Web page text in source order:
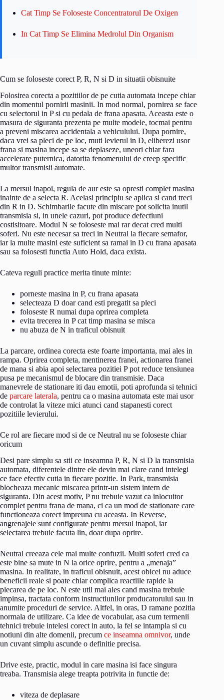
Cat Timp Se Foloseste Concentratorul De Oxigen
In Cat Timp Se Elimina Medrolul Din Organism
Cum se foloseste corect P, R, N si D in situatii obisnuite
Folosirea corecta a pozitiilor de pe cutia automata incepe chiar
din momentul pornirii masinii. In mod normal, pornirea se face
cu selectorul in P si cu pedala de frana apasata. Aceasta este o
masura de siguranta prezenta pe multe modele, tocmai pentru
a preveni miscarea accidentala a vehiculului. Dupa pornire,
daca vrei sa pleci de pe loc, muti levierul in D, eliberezi usor
frana si masina incepe sa se deplaseze, uneori chiar fara
accelerare puternica, datorita fenomenului de creep specific
multor transmisii automate.
La mersul inapoi, regula de aur este sa opresti complet masina
inainte de a selecta R. Acelasi principiu se aplica si cand treci
din R in D. Schimbarile facute din miscare pot solicita inutil
transmisia si, in unele cazuri, pot produce defectiuni
costisitoare. Modul N se foloseste mai rar decat cred multi
soferi. Nu este necesar sa treci in Neutral la fiecare semafor,
iar la multe masini este suficient sa ramai in D cu frana apasata
sau sa folosesti functia Auto Hold, daca exista.
Cateva reguli practice merita tinute minte:
porneste masina in P, cu frana apasata
selecteaza D doar cand esti pregatit sa pleci
foloseste R numai dupa oprirea completa
evita trecerea in P cat timp masina se misca
nu abuza de N in traficul obisnuit
La parcare, ordinea corecta este foarte importanta, mai ales in
rampa. Oprirea completa, mentinerea franei, actionarea franei
de mana si abia apoi selectarea pozitiei P pot reduce tensiunea
pusa pe mecanismul de blocare din transmisie. Daca
manevrele de stationare iti dau emotii, poti aprofunda si tehnici
de parcare laterala, pentru ca o masina automata este mai usor
de controlat la viteze mici atunci cand stapanesti corect
pozitiile levierului.
Ce rol are fiecare mod si de ce Neutral nu se foloseste chiar
oricum
Desi pare simplu sa stii ce inseamna P, R, N si D la transmisia
automata, diferentele dintre ele devin mai clare cand intelegi
ce face efectiv cutia in fiecare pozitie. In Park, transmisia
blocheaza mecanic miscarea printr-un sistem intern de
siguranta. Din acest motiv, P nu trebuie vazut ca inlocuitor
complet pentru frana de mana, ci ca un mod de stationare care
functioneaza corect impreuna cu aceasta. In Reverse,
angrenajele sunt configurate pentru mersul inapoi, iar
selectarea trebuie facuta lin, doar dupa oprire.
Neutral creeaza cele mai multe confuzii. Multi soferi cred ca
este bine sa mute in N la orice oprire, pentru a „menaja”
masina. In realitate, in traficul obisnuit, acest obicei nu aduce
beneficii reale si poate chiar complica reactiile rapide la
plecarea de pe loc. N este util mai ales cand masina trebuie
impinsa, tractata conform instructiunilor producatorului sau in
anumite proceduri de service. Altfel, in oras, D ramane pozitia
normala de utilizare. Ca idee de vocabular, asa cum termenii
tehnici trebuie intelesi corect in auto, la fel se intampla si cu
notiuni din alte domenii, precum ce inseamna omnivor, unde
un cuvant simplu ascunde o definitie precisa.
Drive este, practic, modul in care masina isi face singura
treaba. Transmisia alege treapta potrivita in functie de:
viteza de deplasare